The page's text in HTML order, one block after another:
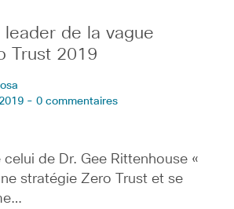
de la vague
Trust 2019
- 0 commentaires
de Dr. Gee Rittenhouse «
stratégie Zero Trust et se